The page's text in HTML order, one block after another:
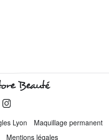
Beauté
Lyon
Maquillage permanent
Mentions légales